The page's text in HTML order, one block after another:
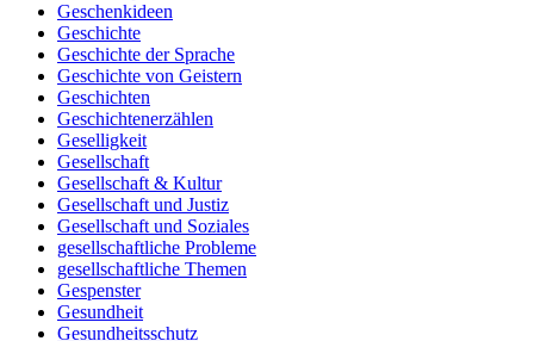
Geschenkideen
Geschichte
Geschichte der Sprache
Geschichte von Geistern
Geschichten
Geschichtenerzählen
Geselligkeit
Gesellschaft
Gesellschaft & Kultur
Gesellschaft und Justiz
Gesellschaft und Soziales
gesellschaftliche Probleme
gesellschaftliche Themen
Gespenster
Gesundheit
Gesundheitsschutz